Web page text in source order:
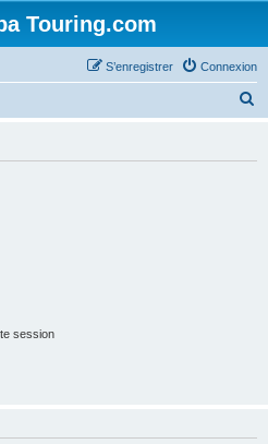
Touring.com
Connexion
S’enregistrer
session